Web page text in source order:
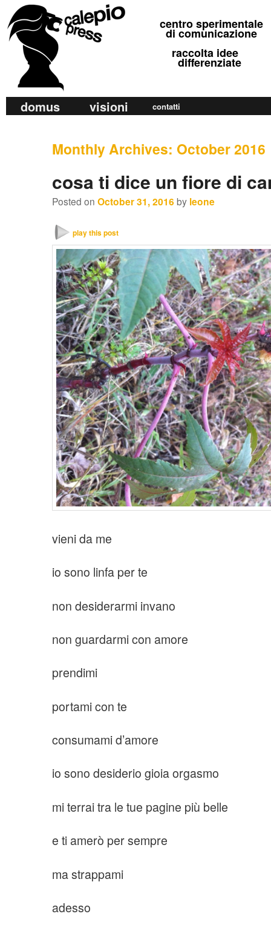
calepio press
©
centro sperimentale
di comunicazione
raccolta idee
differenziate
a
Skip
Skip
secondary
domus visioni contatti
Monthly Archives: October 2016
cosa ti dice un fiore di
Posted on October 31, 2016 by leone
play this post
vieni da me
io sono linfa per te
non desiderarmi invano
non guardarmi con amore
prendimi
portami con te
consumami d’amore
io sono desiderio gioia orgasmo
mi terrai tra le tue pagine più belle
e ti amerò per sempre
ma strappami
adesso